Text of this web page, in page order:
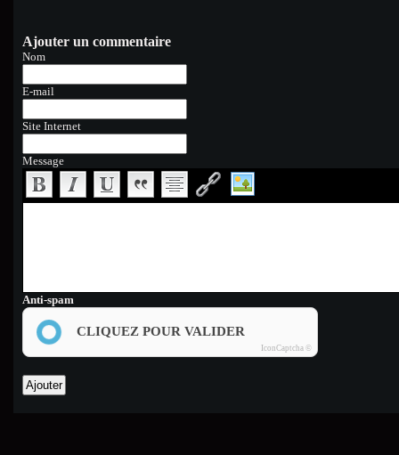
Ajouter un commentaire
Nom
E-mail
Site Internet
Message
Anti-spam
CLIQUEZ POUR VALIDER
IconCaptcha ©